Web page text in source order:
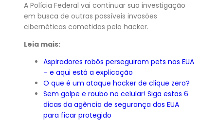
A Polícia Federal vai continuar sua investigação
em busca de outras possíveis invasões
cibernéticas cometidas pelo hacker.
Leia mais:
Aspiradores robôs perseguiram pets nos EUA
– e aqui está a explicação
O que é um ataque hacker de clique zero?
Sem golpe e roubo no celular! Siga estas 6
dicas da agência de segurança dos EUA
para ficar protegido